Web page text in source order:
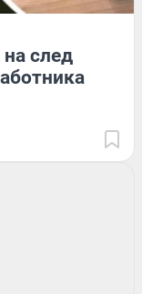
след